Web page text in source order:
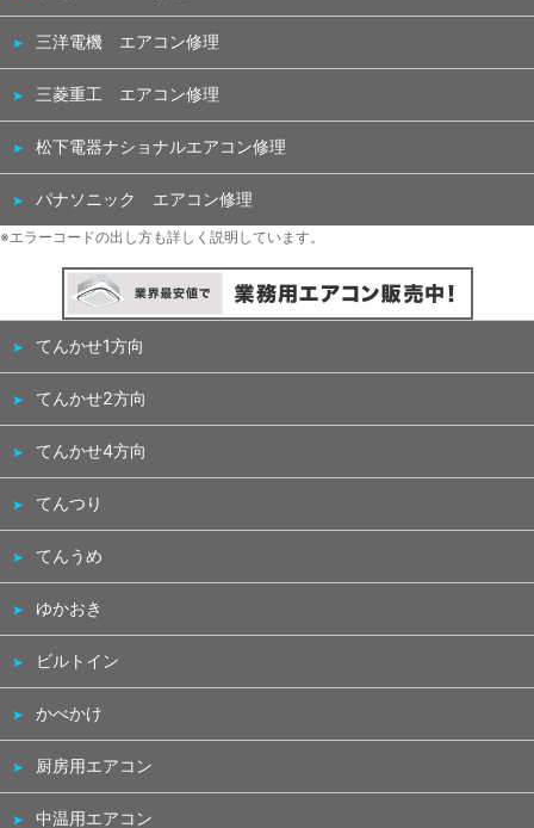
三洋電機 エアコン修理
三菱重工 エアコン修理
松下電器ナショナルエアコン修理
パナソニック エアコン修理
※エラーコードの出し方も詳しく説明しています。
てんかせ1方向
てんかせ2方向
てんかせ4方向
てんつり
てんうめ
ゆかおき
ビルトイン
かべかけ
厨房用エアコン
中温用エアコン